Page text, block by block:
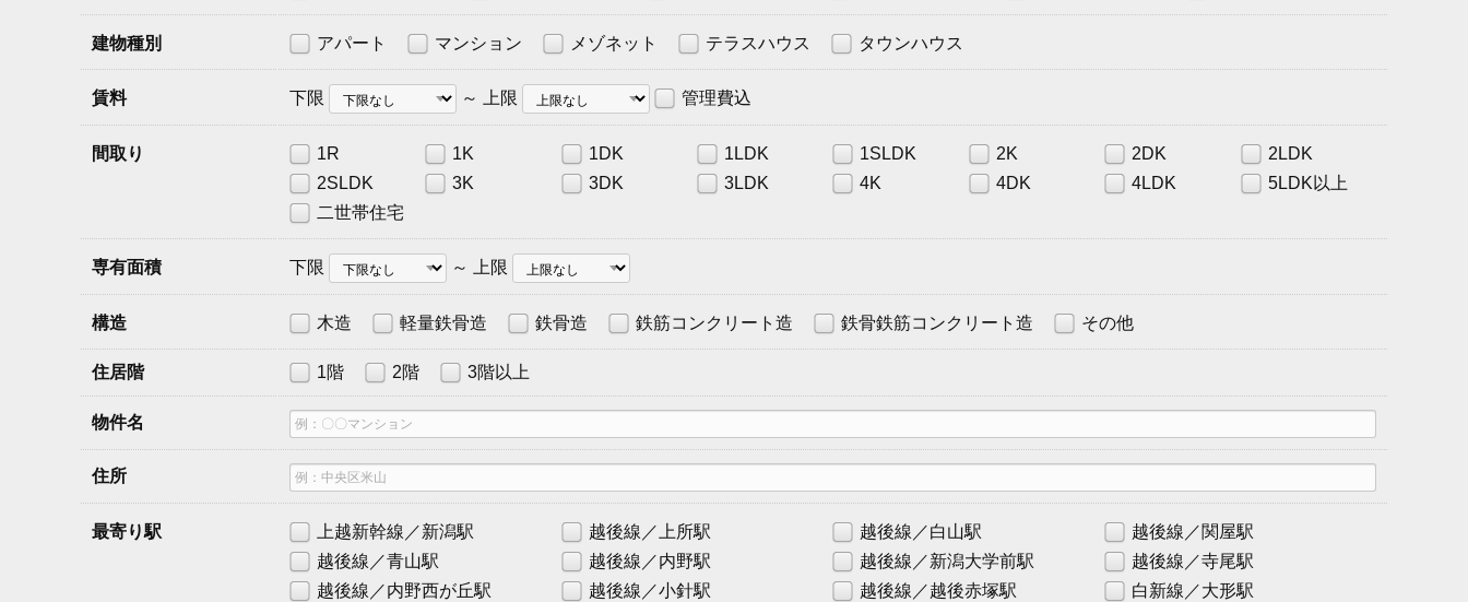
建物種別 アパート マンション メゾネット テラスハウス タウンハウス
賃料
賃
料
下
限
下限 ～
賃
料
上
上限 管理費込
間取り 1R 1K 1DK 1LDK 1SLDK 2K 2DK
2LDK
2SLDK
3K 3DK 3LDK 4K 4DK 4LDK
5LDK以上
二世帯住宅
専有面積
下
限
下限 ～
上
限
上限
構造 木造 軽量鉄骨造 鉄骨造 鉄筋コンクリート造 鉄骨鉄筋コンクリート造 その他
住居階 1階 2階 3階以上
物件名
物
件
住所
住
所
最寄り駅 上越新幹線／新潟駅 越後線／上所駅 越後線／白山駅
越後線／関屋駅
越後線／青山駅
越後線／内野駅 越後線／新潟大学前駅
越後線／寺尾駅
越後線／内野西が丘駅
越後線／小針駅 越後線／越後赤塚駅
白新線／大形駅